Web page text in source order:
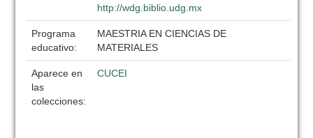
http://wdg.biblio.udg.mx
Programa
educativo:
MAESTRIA EN CIENCIAS DE
MATERIALES
Aparece en
las
colecciones:
CUCEI